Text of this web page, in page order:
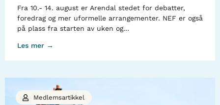
Fra 10.- 14. august er Arendal stedet for debatter,
foredrag og mer uformelle arrangementer. NEF er også
på plass fra starten av uken og…
Les mer →
Medlemsartikkel